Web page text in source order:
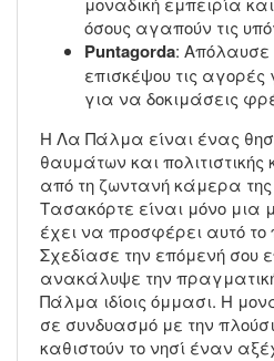
όσους αγαπούν τις
Puntagorda: Απόλαυσε
επισκέψου τις
για να δοκιμάσεις
Η Λα Πάλμα είναι ένας
θαυμάτων και
από τη ζωντανή κάμερα
Τασακόρτε είναι μόνο μια
έχει να προσφέρει αυτό
Σχεδίασε την επόμενή σου
ανακάλυψε την
Πάλμα ιδίοις όμμασι. Η
σε συνδυασμό με την
καθιστούν το νησί έναν